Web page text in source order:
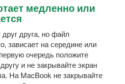
медленно или
друга, но файл
зависает на середине или
очередь положите
и не закрывайте экран
На MacBook не закрывайте